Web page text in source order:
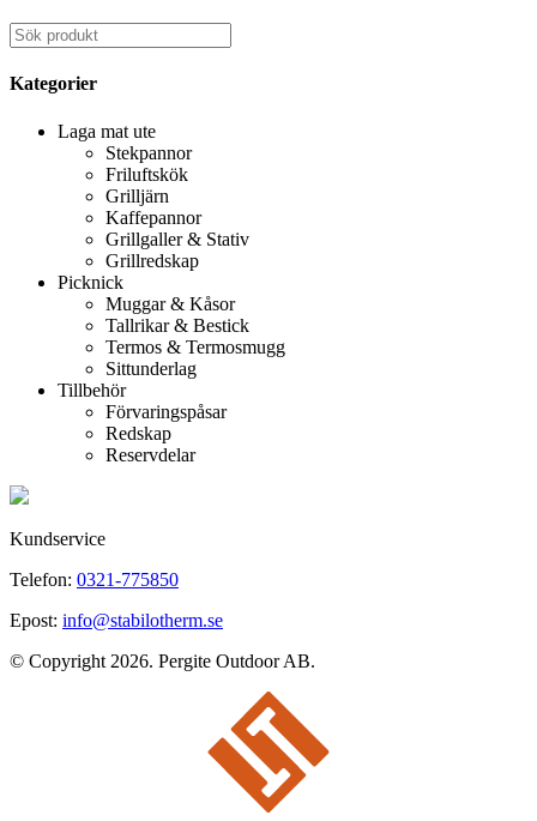
Kategorier
Laga mat ute
Stekpannor
Friluftskök
Grilljärn
Kaffepannor
Grillgaller & Stativ
Grillredskap
Picknick
Muggar & Kåsor
Tallrikar & Bestick
Termos & Termosmugg
Sittunderlag
Tillbehör
Förvaringspåsar
Redskap
Reservdelar
Kundservice
Telefon: 0321-775850
Epost: info@stabilotherm.se
© Copyright 2026. Pergite Outdoor AB.